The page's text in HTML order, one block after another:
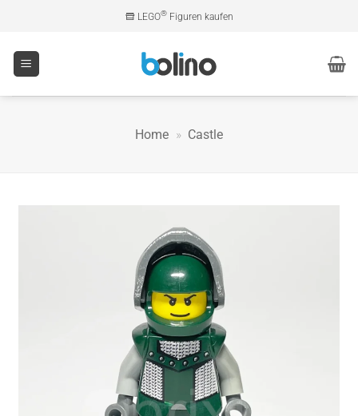
springen
LEGO®Figuren kaufen
Home » Castle